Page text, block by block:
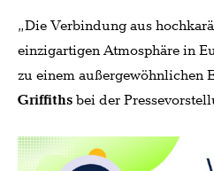
„Die Verbindung aus
einzigartigen Atmosphäre in
zu einem außergewöhnlichen
Griffithsbei der